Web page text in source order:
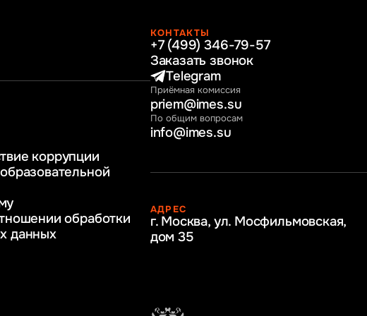
коррупции
обработки
данных
КОНТАКТЫ
+7 (499) 346-79-57
Заказать звонок
Telegram
Приёмная комиссия
priem@imes.su
По общим вопросам
info@imes.su
АДРЕС
г. Москва, ул. Мосфильмовская,
дом 35